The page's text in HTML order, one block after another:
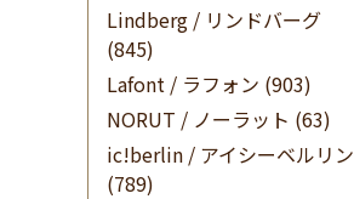
Lindberg / リンドバーグ
(845)
Lafont / ラフォン (903)
NORUT / ノーラット (63)
ic!berlin / アイシーベルリン
(789)